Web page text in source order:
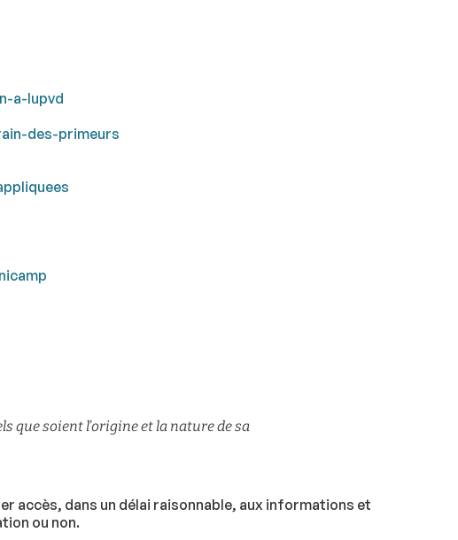
a-lupvd
des-primeurs
que soient l’origine et la nature de sa
accès, dans un délai raisonnable, aux informations et
ou non.